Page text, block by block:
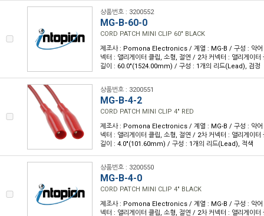
상품번호 : 3200552
MG-B-60-0
CORD PATCH MINI CLIP 60" BLACK
제조사 : Pomona Electronics / 계열 : MG-B / 구성 : 악어
넥터 : 앨리게이터 클립, 소형, 절연 / 2차 커넥터 : 앨리게이
길이 : 60.0"(1524.00mm) / 구성 : 1개의 리드(Lead), 검정
상품번호 : 3200551
MG-B-4-2
CORD PATCH MINI CLIP 4" RED
제조사 : Pomona Electronics / 계열 : MG-B / 구성 : 악어
넥터 : 앨리게이터 클립, 소형, 절연 / 2차 커넥터 : 앨리게이
길이 : 4.0"(101.60mm) / 구성 : 1개의 리드(Lead), 적색
상품번호 : 3200550
MG-B-4-0
CORD PATCH MINI CLIP 4" BLACK
제조사 : Pomona Electronics / 계열 : MG-B / 구성 : 악어
넥터 : 앨리게이터 클립, 소형, 절연 / 2차 커넥터 : 앨리게이